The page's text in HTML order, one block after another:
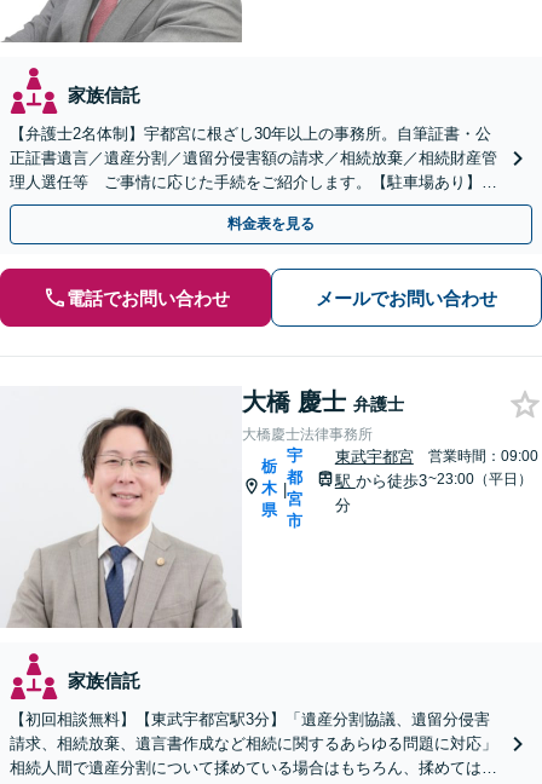
家族信託
【弁護士2名体制】宇都宮に根ざし30年以上の事務所。自筆証書・公
正証書遺言／遺産分割／遺留分侵害額の請求／相続放棄／相続財産管
理人選任等 ご事情に応じた手続をご紹介します。【駐車場あり】
【当日・夜間・休日対応】
料金表を見る
電話でお問い合わせ メールでお問い合わせ
大橋 慶士 弁護士
大橋慶士法律事務所
栃
木
県
|
宇
都
宮
市
東武宇都宮
駅 から徒歩3
分
営業時間：09:00
~23:00（平日）
家族信託
【初回相談無料】【東武宇都宮駅3分】「遺産分割協議、遺留分侵害
請求、相続放棄、遺言書作成など相続に関するあらゆる問題に対応」
相続人間で遺産分割について揉めている場合はもちろん、揉めてはい